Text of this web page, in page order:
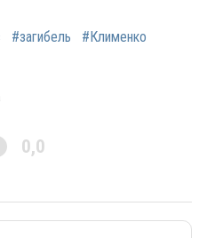
#загибель #Клименко
0,0